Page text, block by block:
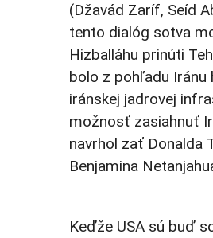
(Džavád Zaríf, Seíd
tento dialóg sotva
Hizballáhu prinúti
bolo z pohľadu Iránu
iránskej jadrovej
možnosť zasiahnuť
navrhol zať Donalda
Benjamina
Keďže USA sú buď